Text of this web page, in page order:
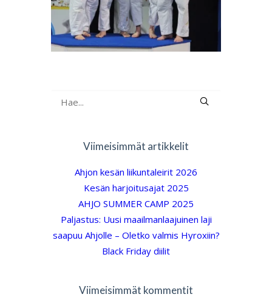
Viimeisimmät artikkelit
Ahjon kesän liikuntaleirit 2026
Kesän harjoitusajat 2025
AHJO SUMMER CAMP 2025
Paljastus: Uusi maailmanlaajuinen laji
saapuu Ahjolle – Oletko valmis Hyroxiin?
Black Friday diilit
Viimeisimmät kommentit